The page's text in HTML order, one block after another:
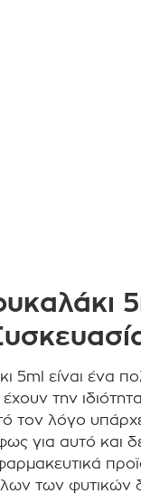
5ml είναι ένα
την
τον λόγο
για αυτό και
των φυτικών